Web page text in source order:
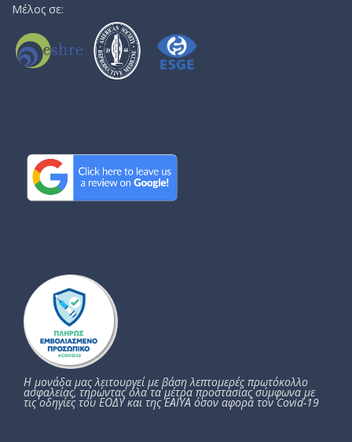
Μέλος σε:
Η μονάδα μας λειτουργεί με βάση λεπτομερές πρωτόκολλο
ασφαλείας, τηρώντας όλα τα μέτρα προστασίας σύμφωνα με
τις οδηγίες του ΕΟΔΥ και της ΕΑΙΥΑ όσον αφορά τον Covid-19